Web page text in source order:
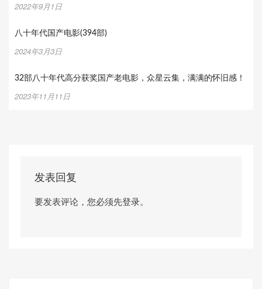
2022年9月1日
八十年代国产电影(394部)
2024年3月3日
32部八十年代高分获奖国产老电影，众星云集，满满的怀旧感！
2023年11月11日
发表回复
要发表评论，您必须先登录。